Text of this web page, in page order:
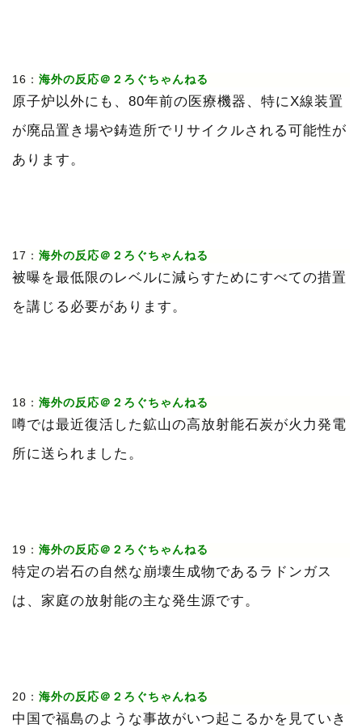
16： 海外の反応＠２ろぐちゃんねる
原子炉以外にも、80年前の医療機器、特にX線装置
が廃品置き場や鋳造所でリサイクルされる可能性が
あります。
17： 海外の反応＠２ろぐちゃんねる
被曝を最低限のレベルに減らすためにすべての措置
を講じる必要があります。
18： 海外の反応＠２ろぐちゃんねる
噂では最近復活した鉱山の高放射能石炭が火力発電
所に送られました。
19： 海外の反応＠２ろぐちゃんねる
特定の岩石の自然な崩壊生成物であるラドンガス
は、家庭の放射能の主な発生源です。
20： 海外の反応＠２ろぐちゃんねる
中国で福島のような事故がいつ起こるかを見ていき